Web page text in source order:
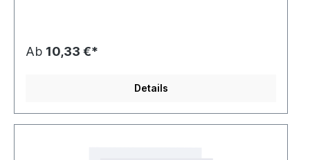
Ab 10,33 €*
Details